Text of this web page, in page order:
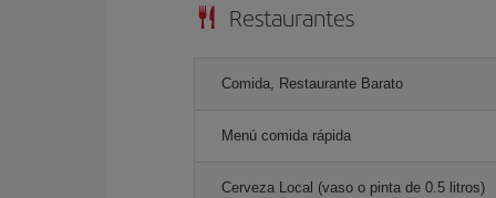
Restaurantes
Comida, Restaurante Barato
Menú comida rápida
Cerveza Local (vaso o pinta de 0.5 litros)